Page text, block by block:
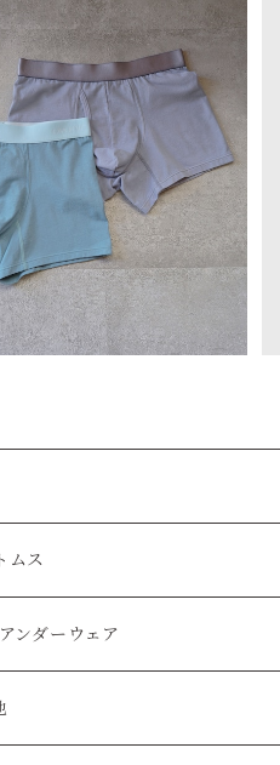
る ボクサーパンツ（メン
ズ）
¥5,500
ス
ンダーウェア